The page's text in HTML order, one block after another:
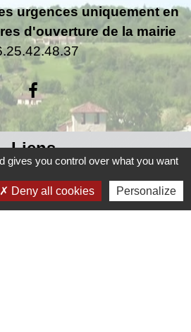
urgences uniquement en
d'ouverture de la mairie
Liens
gives you control over what you want
Deny all cookies Personalize